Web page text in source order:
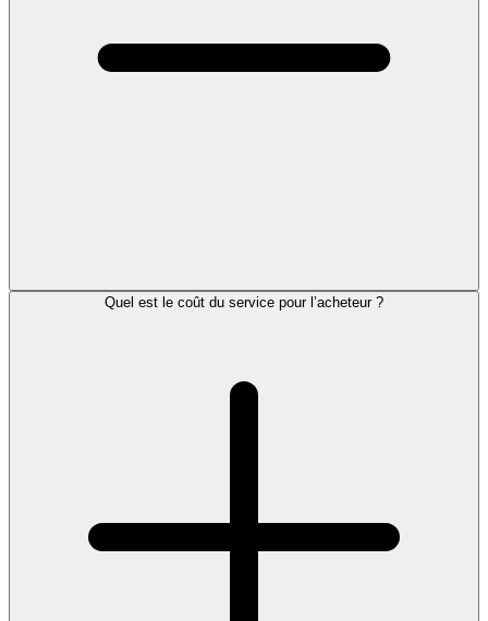
Quel est le coût du service pour l’acheteur ?